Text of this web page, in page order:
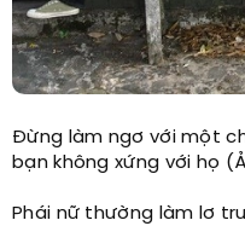
Đừng làm ngơ với một
bạn không xứng với họ
Phái nữ thường làm lơ